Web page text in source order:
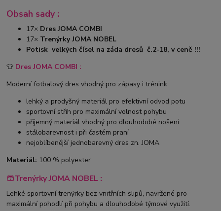
Obsah sady :
17× Dres JOMA COMBI
17× Trenýrky JOMA NOBEL
Potisk velkých čísel na záda dresů č.2-18, v ceně !!!
👕 Dres JOMA COMBI :
Moderní fotbalový dres vhodný pro zápasy i trénink.
lehký a prodyšný materiál pro efektivní odvod potu
sportovní střih pro maximální volnost pohybu
příjemný materiál vhodný pro dlouhodobé nošení
stálobarevnost i při častém praní
nejoblíbenější jednobarevný dres zn. JOMA
Materiál: 100 % polyester
🩳Trenýrky JOMA NOBEL :
Lehké sportovní trenýrky bez vnitřních slipů, navržené pro
maximální pohodlí při pohybu a dlouhodobé týmové využití.